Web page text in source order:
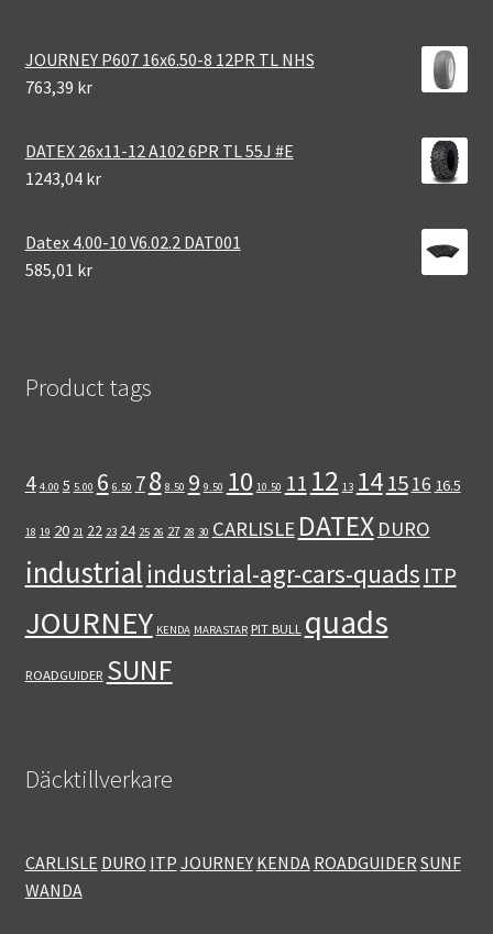
JOURNEY P607 16x6.50-8 12PR TL NHS
763,39 kr
DATEX 26x11-12 A102 6PR TL 55J #E
1243,04 kr
Datex 4.00-10 V6.02.2 DAT001
585,01 kr
Product tags
4 4.00 5 5.00 6 6.50 78 8.50 9 9.50 10 10.50 11 12 13 14 1516 16.5
18 19 20 21 22 23 24 25 26 27 28 30 CARLISLE DATEX DURO
industrial industrial-agr-cars-quads ITP
JOURNEY KENDA MARASTAR PIT BULL quads
ROADGUIDER SUNF
Däcktillverkare
CARLISLE DURO ITP JOURNEY KENDA ROADGUIDER SUNF
WANDA